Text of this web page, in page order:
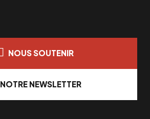
NOUS SOUTENIR
NOTRE NEWSLETTER